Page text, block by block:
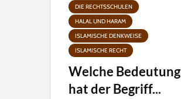
DIE RECHTSSCHULEN
HALAL UND HARAM
ISLAMISCHE DENKWEISE
ISLAMISCHE RECHT
Welche Bedeutung
hat der Begriff...